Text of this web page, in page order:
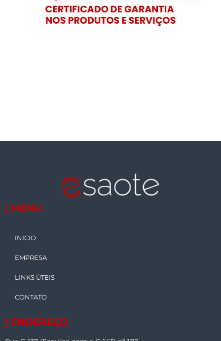
| MENU
INICIO
EMPRESA
LINKS ÚTEIS
CONTATO
| ENDEREÇO